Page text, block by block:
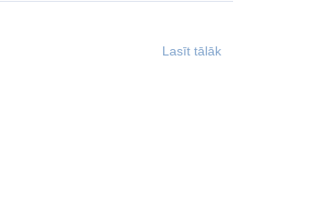
Lasīt tālāk